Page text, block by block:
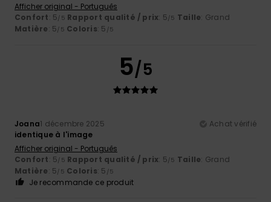
Afficher original - Português
Confort: 5/5 Rapport qualité / prix: 5/5 Taille: Grand
Matière: 5/5 Coloris: 5 /5
5/5
Joana1 décembre 2025
Achat vérifié
identique à l'image
Afficher original - Português
Confort: 5/5 Rapport qualité / prix: 5/5 Taille: Grand
Matière: 5/5 Coloris: 5 /5
Je recommande ce produit